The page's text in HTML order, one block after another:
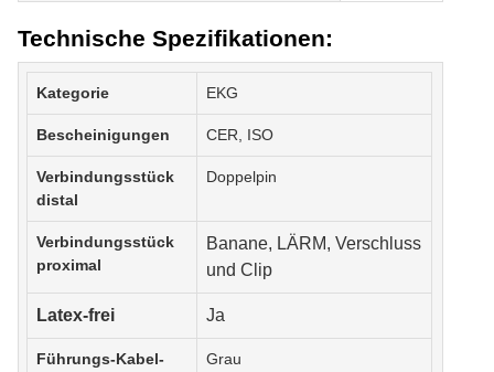
Technische Spezifikationen:
Kategorie EKG
Bescheinigungen CER, ISO
Verbindungsstück
distal
Doppelpin
Verbindungsstück
proximal
Banane, LÄRM, Verschluss
und Clip
Latex-frei Ja
Führungs-Kabel-
Grau